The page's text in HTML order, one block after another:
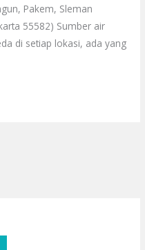
Pakem, Sleman
55582) Sumber air
di setiap lokasi, ada yang